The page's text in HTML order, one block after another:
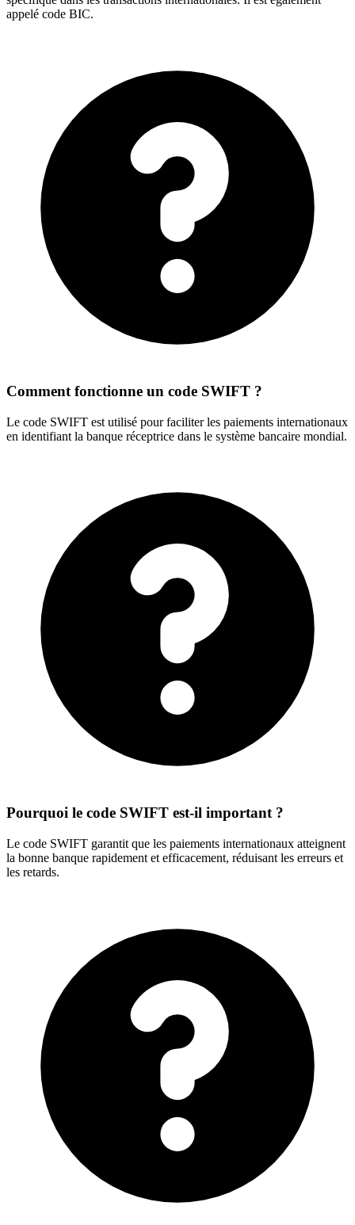
appelé code BIC.
Comment fonctionne un code SWIFT ?
Le code SWIFT est utilisé pour faciliter les paiements internationaux
en identifiant la banque réceptrice dans le système bancaire mondial.
Pourquoi le code SWIFT est-il important ?
Le code SWIFT garantit que les paiements internationaux atteignent
la bonne banque rapidement et efficacement, réduisant les erreurs et
les retards.